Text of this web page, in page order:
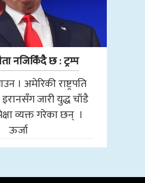
नजिकिँदै छ : ट्रम्प
। अमेरिकी राष्ट्रपति
इरानसँग जारी युद्ध चाँडै
व्यक्त गरेका छन् ।
ऊर्जा